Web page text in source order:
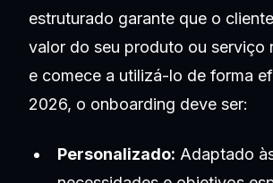
estruturado garante que o
valor do seu produto ou serviço
e comece a utilizá-lo de forma
2026, o onboarding deve ser:
Personalizado: Adaptado